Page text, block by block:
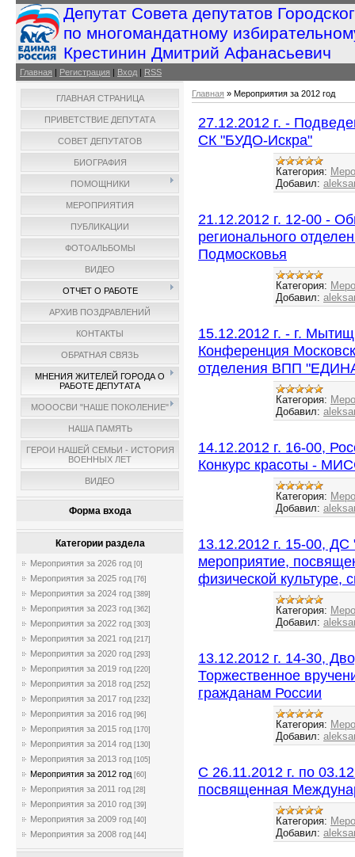
Депутат Совета депутатов
по многомандатному
Крестинин Дмитрий Афанасьевич
Главная | Регистрация | Вход | RSS
ГЛАВНАЯ СТРАНИЦА
ПРИВЕТСТВИЕ ДЕПУТАТА
СОВЕТ ДЕПУТАТОВ
БИОГРАФИЯ
ПОМОЩНИКИ
МЕРОПРИЯТИЯ
ПУБЛИКАЦИИ
ФОТОАЛЬБОМЫ
ВИДЕО
ОТЧЕТ О РАБОТЕ
АРХИВ ПОЗДРАВЛЕНИЙ
КОНТАКТЫ
ОБРАТНАЯ СВЯЗЬ
МНЕНИЯ ЖИТЕЛЕЙ ГОРОДА О
РАБОТЕ ДЕПУТАТА
МОООСВИ "НАШЕ ПОКОЛЕНИЕ"
НАША ПАМЯТЬ
ГЕРОИ НАШЕЙ СЕМЬИ - ИСТОРИЯ
ВОЕННЫХ ЛЕТ
ВИДЕО
Форма входа
Категории раздела
Мероприятия за 2026 год [0]
Мероприятия за 2025 год [76]
Мероприятия за 2024 год [389]
Мероприятия за 2023 год [362]
Мероприятия за 2022 год [303]
Мероприятия за 2021 год [217]
Мероприятия за 2020 год [293]
Мероприятия за 2019 год [220]
Мероприятия за 2018 год [252]
Мероприятия за 2017 год [232]
Мероприятия за 2016 год [96]
Мероприятия за 2015 год [170]
Мероприятия за 2014 год [130]
Мероприятия за 2013 год [105]
Мероприятия за 2012 год [60]
Мероприятия за 2011 год [28]
Мероприятия за 2010 год [39]
Мероприятия за 2009 год [40]
Мероприятия за 2008 год [44]
Главная » Мероприятия за 2012 год
27.12.2012 г. -
СК "БУДО-Искра"
Категория:
Добавил:
21.12.2012 г. 12-00 -
регионального
Подмосковья
Категория:
Добавил:
15.12.2012 г. - г.
Конференция
отделения ВПП
Категория:
Добавил:
14.12.2012 г. 16-00,
Конкурс красоты -
Категория:
Добавил:
13.12.2012 г. 15-00,
мероприятие,
физической культуре,
Категория:
Добавил:
13.12.2012 г. 14-30,
Торжественное
гражданам России
Категория:
Добавил:
С 26.11.2012 г. по
посвященная
Категория:
Добавил: